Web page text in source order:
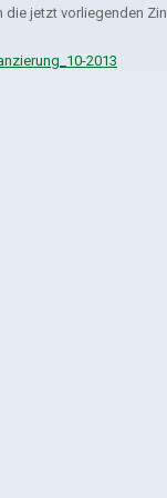
jetzt vorliegenden